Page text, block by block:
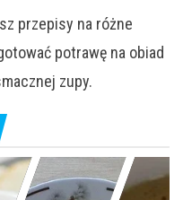
przepisy na różne
potrawę na obiad
zupy.